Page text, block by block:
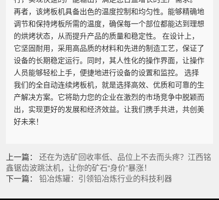
再者，该烤板机具备出色的温度控制和均匀性。能够精确地
调节和保持烤板所需的温度，确保每一个部位都能达到理想
的烘烤状态，从而提升产品的质量和稳定性。 在设计上，
它坚固耐用，采用高品质的材料和先进的制造工艺，保证了
设备的长期稳定运行。同时，其人性化的操作界面，让操作
人员能够轻松上手，便捷地进行设备的设置和监控。 选择
我们的全自动连续烤板机，就是选择高效、优质和可靠的生
产解决方案。它将助力您的企业在激烈的市场竞争中脱颖而
出，实现更好的发展和经济效益。让我们携手共进，共创美
好未来！
上一篇： 还在为选矿回收率低、品位上不去而头疼？江西铭
鑫锯齿波跳汰机，让你的矿石“身价”暴涨！
下一篇： 铅冶炼罐：引领铅冶炼行业的科技利器